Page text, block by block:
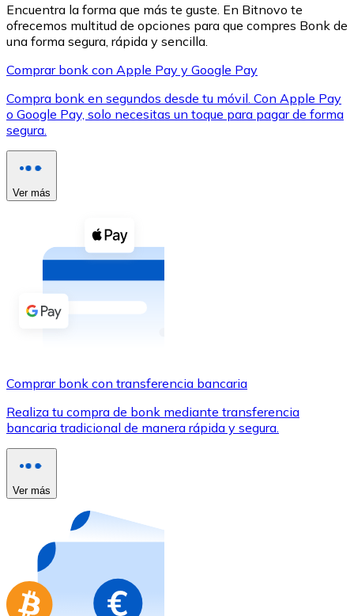
XRP
XRP
Ver todo
Compra criptomonedas con efectivo en tu tienda más
Comprar con efectivo
Transferencia SEPA
Utiliza tarjetas Visa y Mastercard para comprar
Comprar con tarjeta
Compra tarjetas regalo de tus marcas favoritas con
Ir a la tienda de tarjetas regalo
Encuentra la forma que más te guste. En Bitnovo te
ofrecemos multitud de opciones para que compres Bonk de
una forma segura, rápida y sencilla.
Comprar bonk con Apple Pay y Google Pay
Compra bonk en segundos desde tu móvil. Con Apple Pay
o Google Pay, solo necesitas un toque para pagar de forma
segura.
Ver más
Comprar bonk con transferencia bancaria
Realiza tu compra de bonk mediante transferencia
bancaria tradicional de manera rápida y segura.
Ver más